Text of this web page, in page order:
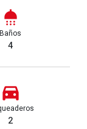
Baños
4
2